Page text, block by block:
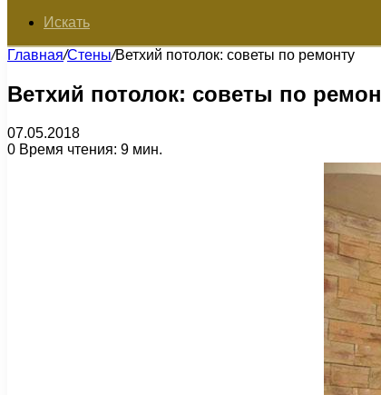
Искать
Главная/Стены/Ветхий потолок: советы по ремонту
Ветхий потолок: советы по
07.05.2018
0 Время чтения: 9 мин.